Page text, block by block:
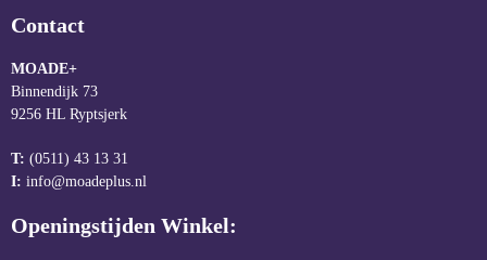
Contact
MOADE+
Binnendijk 73
9256 HL Ryptsjerk
T: (0511) 43 13 31
I: info@moadeplus.nl
Openingstijden Winkel: